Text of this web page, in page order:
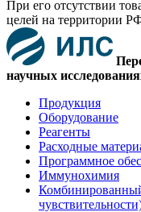
При его отсутствии
целей на территории
научных
Продукция
Оборудование
Реагенты
Расходные
Программное
Иммунохимия